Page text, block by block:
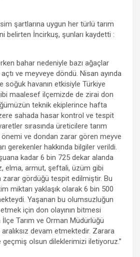
şartlarına uygun her türlü tarım
belirten İncirkuş, şunları kaydetti :
bahar nedeniyle bazı ağaçlar
ve meyveye döndü. Nisan ayında
soğuk havanın etkisiyle Türkiye
maalesef ilçemizde de zirai don
teknik ekiplerince hafta
sahada hasar kontrol ve tespit
sırasında üreticilere tarım
önemi ve dondan zarar gören meyve
gerekenler hakkında bilgiler verildi.
kadar 6 bin 725 dekar alanda
elma, armut, şeftali, üzüm gibi
zarar gördüğü tespit edilmiştir. Bu
miktarı yaklaşık olarak 6 bin 500
Yaşanan bu olumsuzluğun
için don olayının bitmesi
Tarım ve Orman Müdürlüğü
aralıksız devam etmektedir. Zarara
olsun dileklerimizi iletiyoruz.”